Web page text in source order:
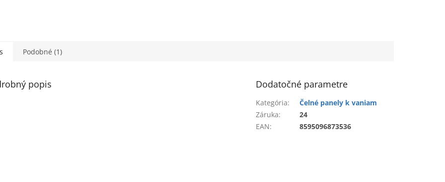
Podobné (1)
popis Dodatočné parametre
Kategória:
Čelné panely k vaniam
Záruka:
24
EAN: 8595096873536